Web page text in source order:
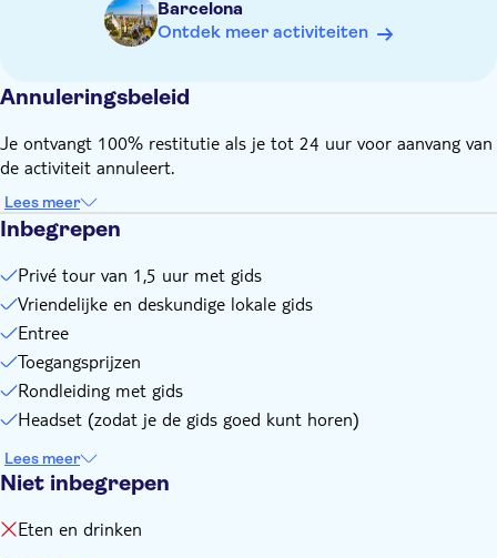
Barcelona
Ontdek meer activiteiten
Annuleringsbeleid
Je ontvangt 100% restitutie als je tot 24 uur voor aanvang van
de activiteit annuleert.
Lees meer
Inbegrepen
Privé tour van 1,5 uur met gids
Vriendelijke en deskundige lokale gids
Entree
Toegangsprijzen
Rondleiding met gids
Headset (zodat je de gids goed kunt horen)
Lees meer
Niet inbegrepen
Eten en drinken